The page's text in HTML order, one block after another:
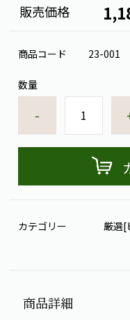
販売価格
商品コード 23-001
数量
-
カテゴリー 厳選[
商品詳細